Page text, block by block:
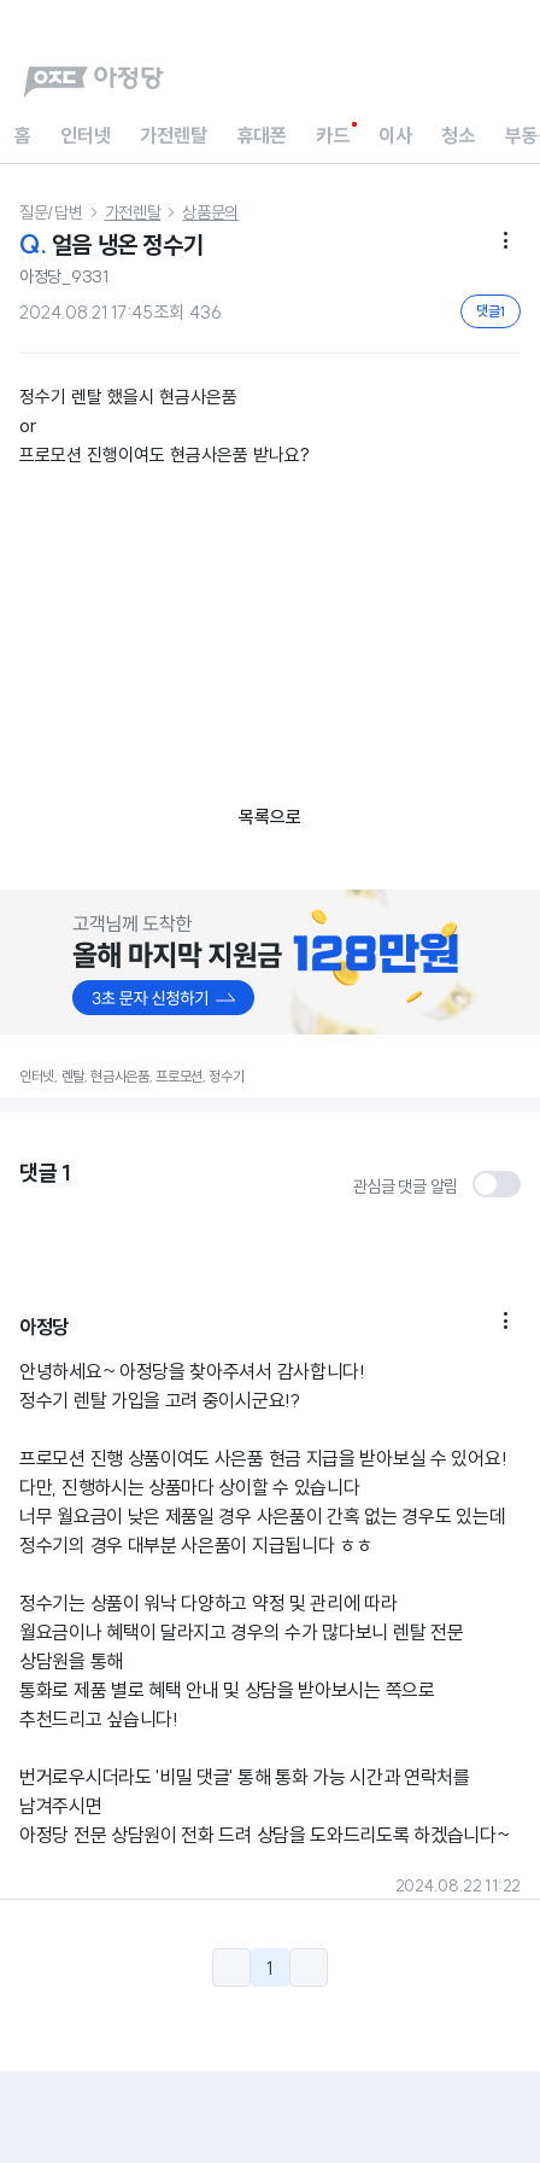
홈 인터넷 가전렌탈 휴대폰 카드 이사 청소 부
질문/답변  가전렌탈  상품문의
Q. 얼음 냉온 정수기 
아정당_9331
2024.08.21 17:45조회 436 댓글1
정수기 렌탈 했을시 현금사은품
or
프로모션 진행이여도 현금사은품 받나요?
목록으로
인터넷, 렌탈, 현금사은품, 프로모션, 정수기
댓글 1 관심글 댓글 알림
아정당 
안녕하세요~ 아정당을 찾아주셔서 감사합니다!
정수기 렌탈 가입을 고려 중이시군요!?
프로모션 진행 상품이여도 사은품 현금 지급을 받아보실 수 있어요!
다만, 진행하시는 상품마다 상이할 수 있습니다
너무 월요금이 낮은 제품일 경우 사은품이 간혹 없는 경우도 있는데
정수기의 경우 대부분 사은품이 지급됩니다 ㅎㅎ
정수기는 상품이 워낙 다양하고 약정 및 관리에 따라
월요금이나 혜택이 달라지고 경우의 수가 많다보니 렌탈 전문
상담원을 통해
통화로 제품 별로 혜택 안내 및 상담을 받아보시는 쪽으로
추천드리고 싶습니다!
번거로우시더라도 '비밀 댓글' 통해 통화 가능 시간과 연락처를
남겨주시면
아정당 전문 상담원이 전화 드려 상담을 도와드리도록 하겠습니다~
2024.08.22 11:22
1